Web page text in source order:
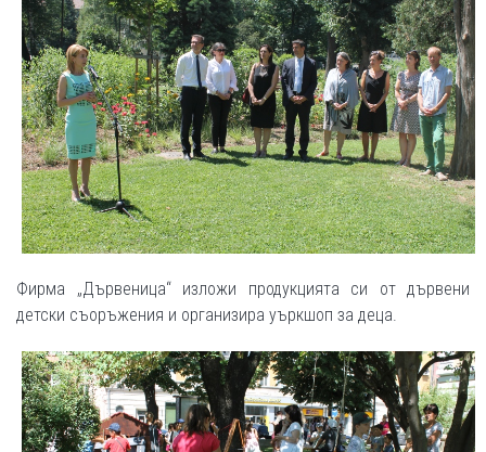
Фирма „Дървеница“ изложи продукцията си от дървени
детски съоръжения и организира уъркшоп за деца.